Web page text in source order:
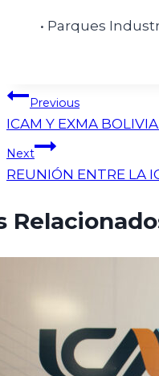
• Parques
Previous
ICAM Y EXMA
Next
REUNIÓN ENTRE LA